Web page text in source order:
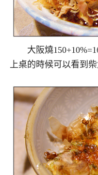
大阪燒
上桌的時候可以看到